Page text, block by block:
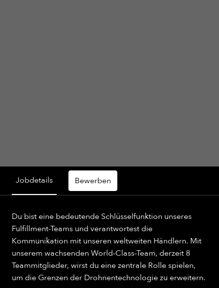
Jobdetails Bewerben
Du bist eine bedeutende Schlüsselfunktion unseres
Fulfillment-Teams und verantwortest die
Kommunikation mit unseren weltweiten Händlern. Mit
unserem wachsenden World-Class-Team, derzeit 8
Teammitglieder, wirst du eine zentrale Rolle spielen,
um die Grenzen der Drohnentechnologie zu erweitern.